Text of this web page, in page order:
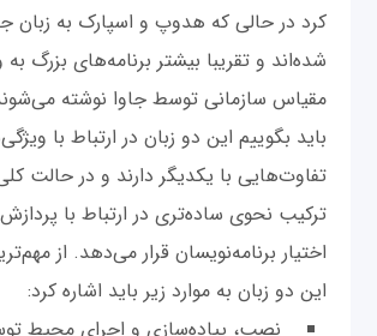
کرد در حالی که هدوپ و اسپارک به زبان
شده‌اند و تقریبا بیشتر برنامه‌های بزرگ به
مقیاس سازمانی توسط جاوا نوشته
باید بگوییم این دو زبان در ارتباط با
تفاوت‌هایی با یکدیگر دارند و در حالت
ترکیب نحوی ساده‌تری در ارتباط با
اختیار برنامه‌نویسان قرار می‌دهد. از
این دو زبان به موارد زیر باید اشاره کرد:
نصب، پیاده‌سازی و اجرای محیط